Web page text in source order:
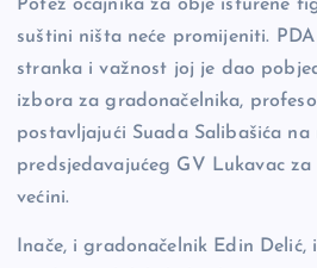
Potez očajnika za obje isturene
suštini ništa neće promijeniti.
stranka i važnost joj je dao
izbora za gradonačelnika,
postavljajući Suada Salibašića na
predsjedavajućeg GV Lukavac
većini.
Inače, i gradonačelnik Edin Delić,